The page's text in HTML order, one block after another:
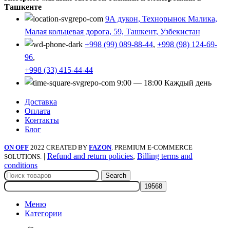
Ташкенте
9А дукон, Технорынок Малика,
Малая кольцевая дорога, 59, Ташкент, Узбекистан
+998 (99) 089-88-44, +998 (98) 124-69-
96,
+998 (33) 415-44-44
9:00 — 18:00 Каждый день
Доставка
Оплата
Контакты
Блог
ON OFF 2022 CREATED BY FAZON. PREMIUM E-COMMERCE
SOLUTIONS. | Refund and return policies, Billing terms and
conditions
Search
Меню
Категории